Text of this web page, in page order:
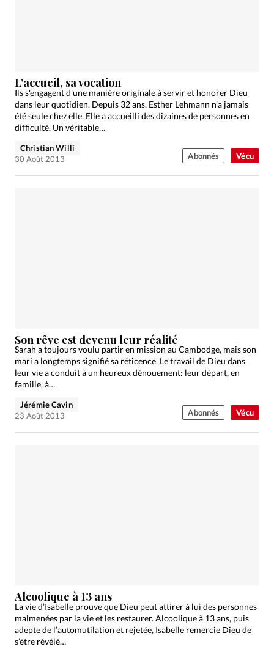
Actualité internationale
Dossier
Eglises Foi Génération réveil
Monde
Opinions
Publireportage
Relations Aujourd'hui
Société
Tour du monde des Eglises
Vécu
Vie Intérieure Vécu
L’accueil, sa vocation
Ils s'engagent d'une manière originale à servir et honorer Dieu
dans leur quotidien. Depuis 32 ans, Esther Lehmann n’a jamais
été seule chez elle. Elle a accueilli des dizaines de personnes en
difficulté. Un véritable…
Christian Willi
30 Août 2013
Abonnés
Vécu
Son rêve est devenu leur réalité
Sarah a toujours voulu partir en mission au Cambodge, mais son
mari a longtemps signifié sa réticence. Le travail de Dieu dans
leur vie a conduit à un heureux dénouement: leur départ, en
famille, à…
Jérémie Cavin
23 Août 2013
Abonnés
Alcoolique à 13 ans
La vie d’Isabelle prouve que Dieu peut attirer à lui des personnes
malmenées par la vie et les restaurer. Alcoolique à 13 ans, puis
adepte de l’automutilation et rejetée, Isabelle remercie Dieu de
s’être révélé…